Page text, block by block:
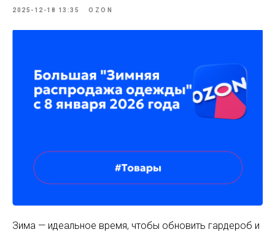
2025-12-18 13:35 OZON
Зима — идеальное время, чтобы обновить гардероб и